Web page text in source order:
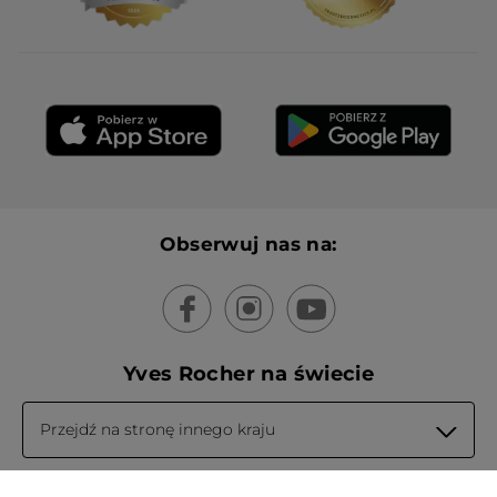
Obserwuj nas na:
Yves Rocher na świecie
Przejdź na stronę innego kraju